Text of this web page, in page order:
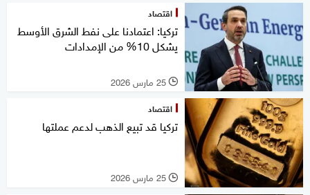
اقتصاد
تركيا: اعتمادنا على نفط الشرق الأوسط
يشكل 10% من الإمدادات
l 25 مارس 2026
اقتصاد
تركيا قد تبيع الذهب لدعم عملتها
l 25 مارس 2026